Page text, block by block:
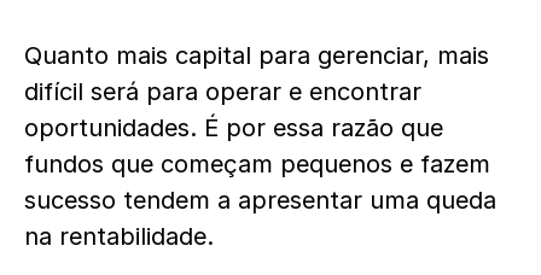
Quanto mais capital para gerenciar, mais
difícil será para operar e encontrar
oportunidades. É por essa razão que
fundos que começam pequenos e fazem
sucesso tendem a apresentar uma queda
na rentabilidade.